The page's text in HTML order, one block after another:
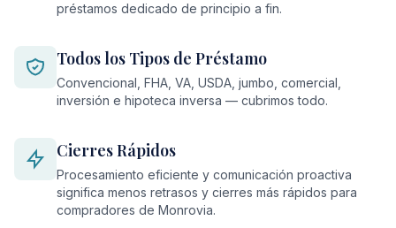
préstamos dedicado de principio a fin.
Todos los Tipos de Préstamo
Convencional, FHA, VA, USDA, jumbo, comercial,
inversión e hipoteca inversa — cubrimos todo.
Cierres Rápidos
Procesamiento eficiente y comunicación proactiva
significa menos retrasos y cierres más rápidos para
compradores de Monrovia.